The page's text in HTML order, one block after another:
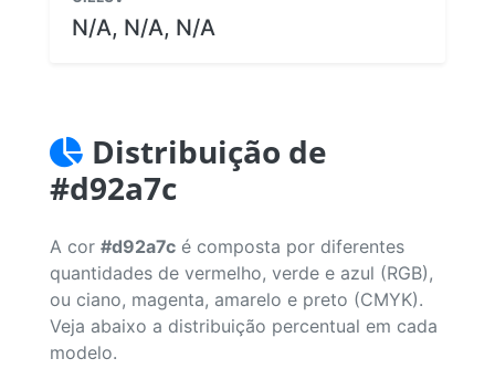
N/A, N/A, N/A
Distribuição de
#d92a7c
A cor #d92a7c é composta por diferentes
quantidades de vermelho, verde e azul (RGB),
ou ciano, magenta, amarelo e preto (CMYK).
Veja abaixo a distribuição percentual em cada
modelo.